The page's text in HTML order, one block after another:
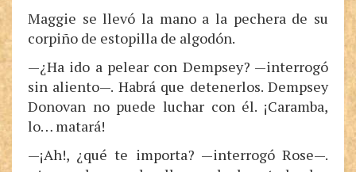
Maggie se llevó la mano a la pechera de su
corpiño de estopilla de algodón.
—¿Ha ido a pelear con Dempsey? —interrogó
sin aliento—. Habrá que detenerlos. Dempsey
Donovan no puede luchar con él. ¡Caramba,
lo… matará!
—¡Ah!, ¿qué te importa? —interrogó Rose—.